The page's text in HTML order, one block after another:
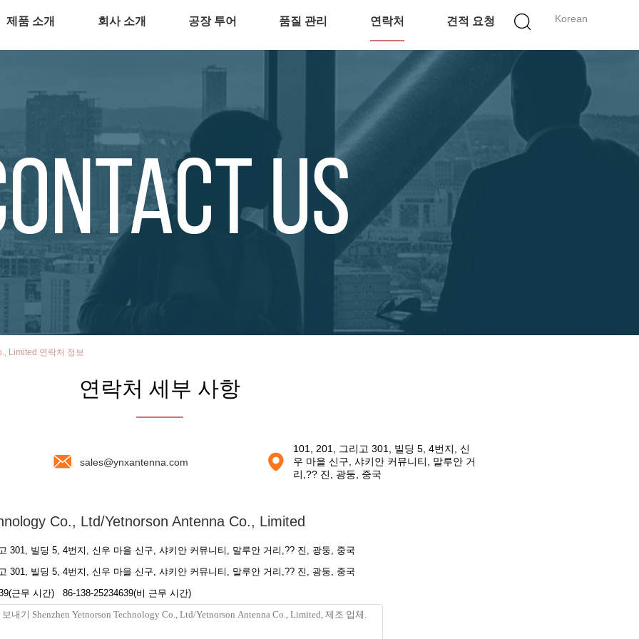
Korean
제품 소개 회사 소개 공장 투어 품질 관리 연락처 견적 요청
Limited 연락처 정보
연락처 세부 사항
sales@ynxantenna.com
101, 201, 그리고 301, 빌딩 5, 4번지, 신
우 마을 신구, 샤키안 커뮤니티, 말루안 거
리,?? 진, 광둥, 중국
Co., Ltd/Yetnorson Antenna Co., Limited
301, 빌딩 5, 4번지, 신우 마을 신구, 샤키안 커뮤니티, 말루안 거리,?? 진, 광둥, 중국
301, 빌딩 5, 4번지, 신우 마을 신구, 샤키안 커뮤니티, 말루안 거리,?? 진, 광둥, 중국
근무 시간) 86-138-25234639(비 근무 시간)